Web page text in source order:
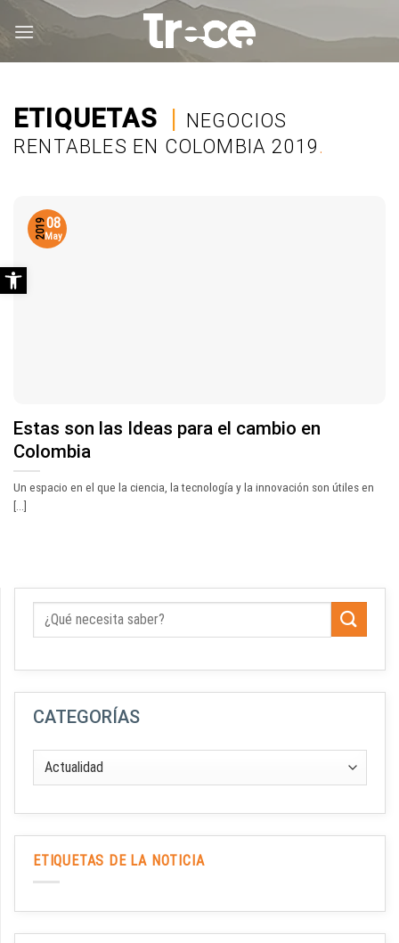
ETIQUETAS | NEGOCIOS
RENTABLES EN COLOMBIA 2019.
Estas son las Ideas para el cambio en
Colombia
Un espacio en el que la ciencia, la tecnología y la innovación son útiles en
[...]
08
May
2019
CATEGORÍAS
ETIQUETAS DE LA NOTICIA
Abrir barra de herramientas